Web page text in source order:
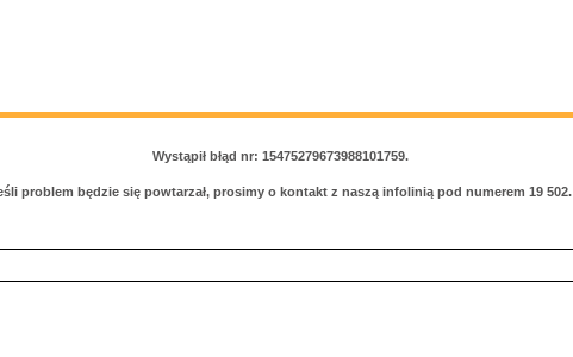
Wystąpił błąd nr: 15475279673988101759.
problem będzie się powtarzał, prosimy o kontakt z naszą infolinią pod numerem 19 502.